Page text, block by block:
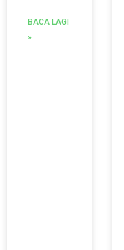
BACA LAGI
»